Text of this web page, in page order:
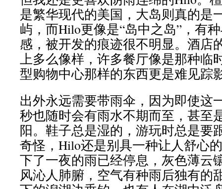
是繁华现代的美国，大岛则真的是
屿，而Hilo更像是“岛中之岛”，有
感，被开发的痕迹很不明显。酒店
上多么像样，许多餐厅像是那种临
型购物中心那样的东西更是难见踪
出外永远需要带雨伞，因为即使这
秒也随时会有雨水不期而至，甚至
阳。鞋子总是湿的，游玩时总是要
奇怪，Hilo还是别具一种让人舒心
下了一夜的雨已经停息，灰色薄云
风沁人肺腑，空气有种雨后独有的